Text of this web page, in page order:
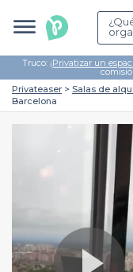
Truco: ¡Privatizar un
Privateaser Salas de
Barcelona